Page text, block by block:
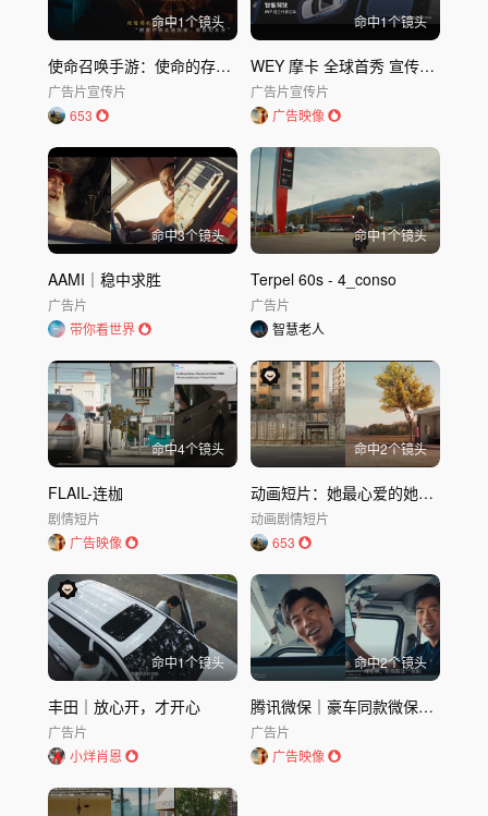
命中1个镜头
使命召唤手游：使命的存在不止游戏，还有生活
广告片宣传片
653
命中1个镜头
WEY 摩卡 全球首秀 宣传片｜魏牌WEY
广告片宣传片
广告映像
命中3个镜头
AAMI｜稳中求胜
广告片
带你看世界
命中1个镜头
Terpel 60s - 4_conso
广告片
智慧老人
命中4个镜头
FLAIL-连枷
剧情短片
广告映像
命中2个镜头
动画短片：她最心爱的她被他抢走了
动画剧情短片
653
命中1个镜头
丰田｜放心开，才开心
广告片
小烊肖恩
命中2个镜头
腾讯微保｜豪车同款微保车险
广告片
广告映像